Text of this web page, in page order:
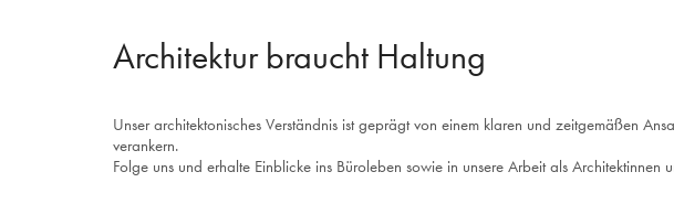
Architektur braucht Haltung
Unser architektonisches Verständnis ist geprägt von einem klaren und zeitgemäßen
verankern.
Folge uns und erhalte Einblicke ins Büroleben sowie in unsere Arbeit als Architektinnen